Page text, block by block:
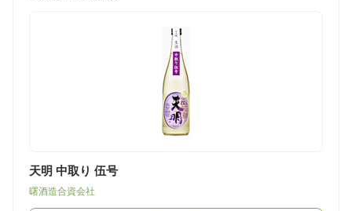
天明 中取り 伍号
曙酒造合資会社